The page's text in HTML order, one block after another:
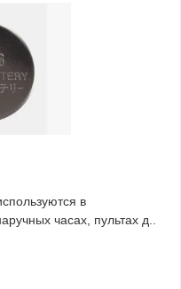
в
часах, пультах д..